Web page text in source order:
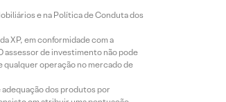
e na Política de Conduta dos
XP, em conformidade com a
assessor de investimento não pode
operação no mercado de
dos produtos por